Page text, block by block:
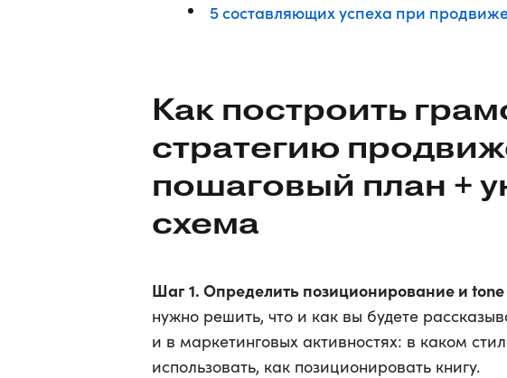
5 составляющих успеха при
Как построить
стратегию
пошаговый план +
схема
Шаг 1. Определить позиционирование и
нужно решить, что и как вы будете
и в маркетинговых активностях: в каком
использовать, как позиционировать книгу.